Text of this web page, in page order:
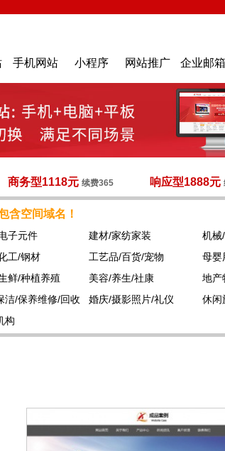
手机网站 小程序 网站推广 企业邮箱
商务型1118元 续费365 响应型1888元
含空间域名！
子元件 建材/家纺家装 机械
工/钢材 工艺品/百货/宠物 母婴
鲜/种植养殖 美容/养生/社康 地产
洁/保养维修/回收 婚庆/摄影照片/礼仪 休闲
构